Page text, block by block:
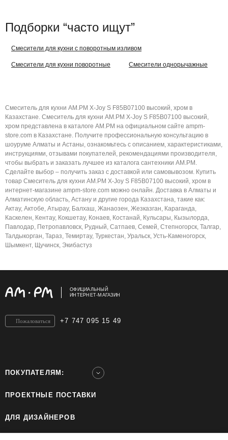
Подборки “часто ищут”
Смесители для кухни с поворотным изливом
Смесители для кухни поворотные Смесители однорычажные
Смеситель для кухни AM.PM X-Joy S F85B07100 высокий, хром в
Казахстане. Смеситель для кухни AM.PM X-Joy S F85B07100 высокий,
хром представлена в каталоге AM.PM на официальном сайте ampm-
store.com в Казахстане. Получите профессиональную консультацию в
шоуруме Алматы и Астаны, ознакомьтесь с описанием, характеристиками,
инструкциями, отзывами покупателей, рекомендациями производителя,
чтобы выбрать и заказать лучшее из каталога сантехники AM.PM.
Сделайте выбор – получить заказ с доставкой или самовывозом. Купить
товар Смеситель для кухни AM.PM X-Joy S F85B07100 высокий, хром в
интернет-магазине ampm-store.com можно онлайн. Доставка в Алматы и
Алматинскую область, Астану и другие города Казахстана, такие как:
Актау, Актобе, Атырау, Балхаш, Жанаозен, Жезказган, Караганда,
Каскелен, Кентау, Кокшетау, Конаев, Костанай, Кульсары, Кызылорда,
Павлодар, Петропавловск, Рудный, Сатпаев, Семей, Степногорск, Талгар,
Талдыкорган, Тараз, Темиртау, Туркестан, Уральск, Усть-Каменогорск,
Шымкент, Щучинск, Экибастуз
ОФИЦИАЛЬНЫЙ
ИНТЕРНЕТ-МАГАЗИН
+7 747 095 15 49
Пожаловаться
ПОКУПАТЕЛЯМ:
ПРОЕКТНЫЕ ПОСТАВКИ
ДЛЯ ДИЗАЙНЕРОВ